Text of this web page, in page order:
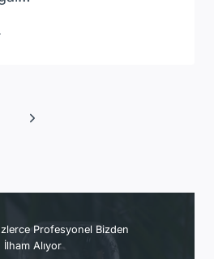
Next
Profesyonel Bizden
İlham Alıyor